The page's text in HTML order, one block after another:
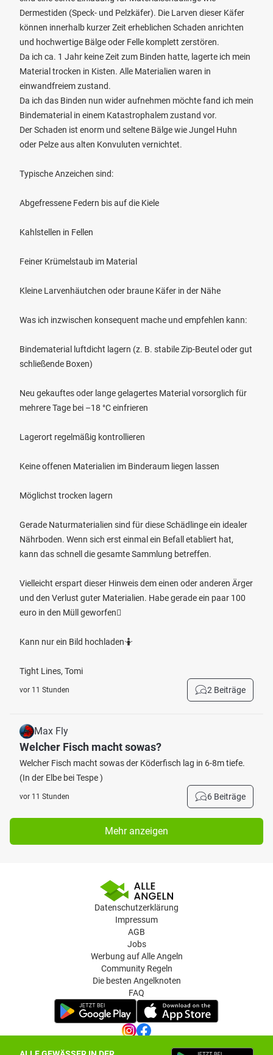
Dermestiden (Speck- und Pelzkäfer). Die Larven dieser Käfer
können innerhalb kurzer Zeit erheblichen Schaden anrichten
und hochwertige Bälge oder Felle komplett zerstören.
Da ich ca. 1 Jahr keine Zeit zum Binden hatte, lagerte ich mein
Material trocken in Kisten. Alle Materialien waren in
einwandfreiem zustand.
Da ich das Binden nun wider aufnehmen möchte fand ich mein
Bindematerial in einem Katastrophalem zustand vor.
Der Schaden ist enorm und seltene Bälge wie Jungel Huhn
oder Pelze aus alten Konvuluten vernichtet.
Typische Anzeichen sind:
Abgefressene Federn bis auf die Kiele
Kahlstellen in Fellen
Feiner Krümelstaub im Material
Kleine Larvenhäutchen oder braune Käfer in der Nähe
Was ich inzwischen konsequent mache und empfehlen kann:
Bindematerial luftdicht lagern (z. B. stabile Zip-Beutel oder gut
schließende Boxen)
Neu gekauftes oder lange gelagertes Material vorsorglich für
mehrere Tage bei –18 °C einfrieren
Lagerort regelmäßig kontrollieren
Keine offenen Materialien im Binderaum liegen lassen
Möglichst trocken lagern
Gerade Naturmaterialien sind für diese Schädlinge ein idealer
Nährboden. Wenn sich erst einmal ein Befall etabliert hat,
kann das schnell die gesamte Sammlung betreffen.
Vielleicht erspart dieser Hinweis dem einen oder anderen Ärger
und den Verlust guter Materialien. Habe gerade ein paar 100
euro in den Müll geworfen🫩
Kann nur ein Bild hochladen🤷
Tight Lines, Tomi
vor 11 Stunden 2 Beiträge
Max Fly
Welcher Fisch macht sowas?
Welcher Fisch macht sowas der Köderfisch lag in 6-8m tiefe.
(In der Elbe bei Tespe )
vor 11 Stunden 6 Beiträge
Mehr anzeigen
Datenschutzerklärung
Impressum
AGB
Jobs
Werbung auf Alle Angeln
Community Regeln
Die besten Angelknoten
FAQ